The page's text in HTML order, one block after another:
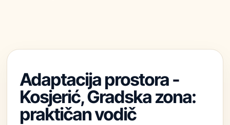
Adaptacija prostora -
Kosjerić, Gradska zona:
praktičan vodič